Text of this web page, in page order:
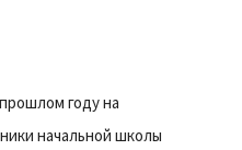
году на
начальной школы